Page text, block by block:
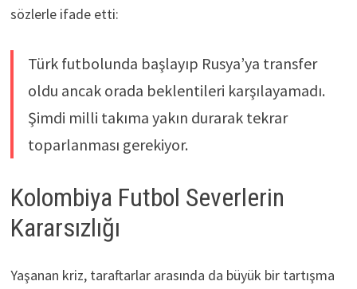
sözlerle ifade etti:
Türk futbolunda başlayıp Rusya’ya transfer
oldu ancak orada beklentileri karşılayamadı.
Şimdi milli takıma yakın durarak tekrar
toparlanması gerekiyor.
Kolombiya Futbol Severlerin
Kararsızlığı
Yaşanan kriz, taraftarlar arasında da büyük bir tartışma